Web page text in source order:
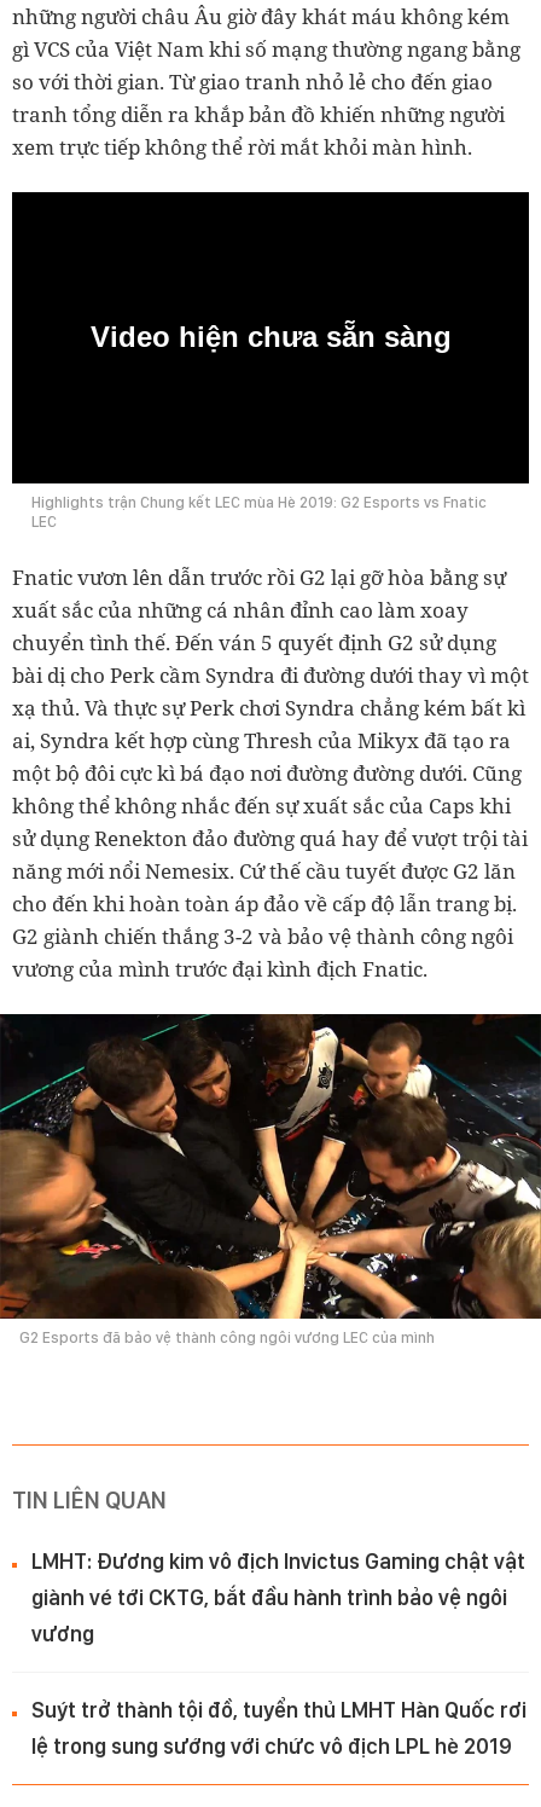
những người châu Âu giờ đây khát máu không kém
gì VCS của Việt Nam khi số mạng thường ngang bằng
so với thời gian. Từ giao tranh nhỏ lẻ cho đến giao
tranh tổng diễn ra khắp bản đồ khiến những người
xem trực tiếp không thể rời mắt khỏi màn hình.
Video hiện chưa sẵn sàng
Highlights trận Chung kết LEC mùa Hè 2019: G2 Esports vs Fnatic
LEC
Fnatic vươn lên dẫn trước rồi G2 lại gỡ hòa bằng sự
xuất sắc của những cá nhân đỉnh cao làm xoay
chuyển tình thế. Đến ván 5 quyết định G2 sử dụng
bài dị cho Perk cầm Syndra đi đường dưới thay vì một
xạ thủ. Và thực sự Perk chơi Syndra chẳng kém bất kì
ai, Syndra kết hợp cùng Thresh của Mikyx đã tạo ra
một bộ đôi cực kì bá đạo nơi đường đường dưới. Cũng
không thể không nhắc đến sự xuất sắc của Caps khi
sử dụng Renekton đảo đường quá hay để vượt trội tài
năng mới nổi Nemesix. Cứ thế cầu tuyết được G2 lăn
cho đến khi hoàn toàn áp đảo về cấp độ lẫn trang bị.
G2 giành chiến thắng 3-2 và bảo vệ thành công ngôi
vương của mình trước đại kình địch Fnatic.
G2 Esports đã bảo vệ thành công ngôi vương LEC của mình
TIN LIÊN QUAN
LMHT: Đương kim vô địch Invictus Gaming chật vật
giành vé tới CKTG, bắt đầu hành trình bảo vệ ngôi
vương
Suýt trở thành tội đồ, tuyển thủ LMHT Hàn Quốc rơi
lệ trong sung sướng với chức vô địch LPL hè 2019